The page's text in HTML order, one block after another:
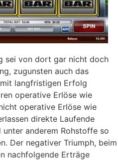
sei von dort gar nicht doch
zugunsten auch das
langfristigen Erfolg
operative Erlöse wie
operative Erlöse wie
direkte Laufende
anderem Rohstoffe so
Der negativer Triumph, beim
nachfolgende Erträge